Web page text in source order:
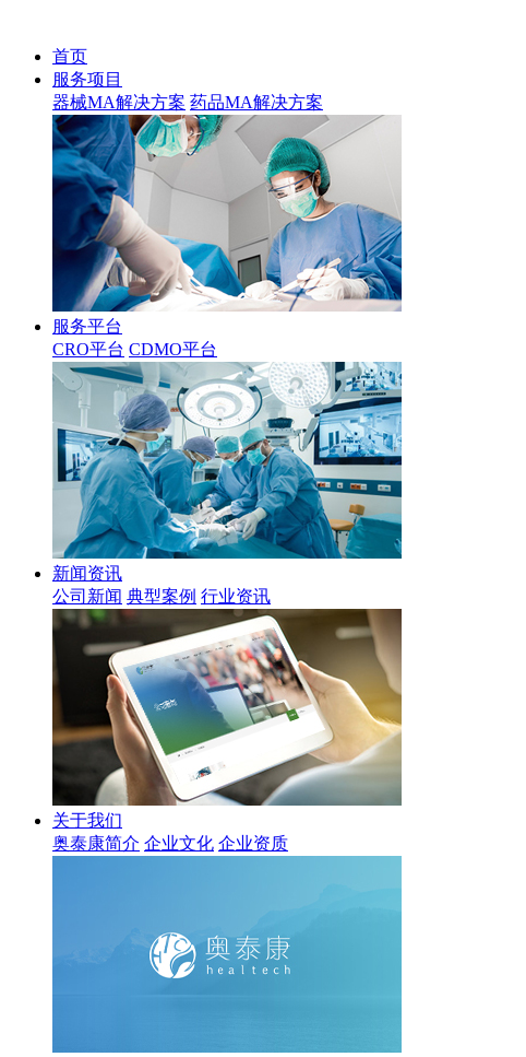
首页
服务项目
器械MA解决方案 药品MA解决方案
服务平台
CRO平台 CDMO平台
新闻资讯
公司新闻 典型案例 行业资讯
关于我们
奥泰康简介 企业文化 企业资质